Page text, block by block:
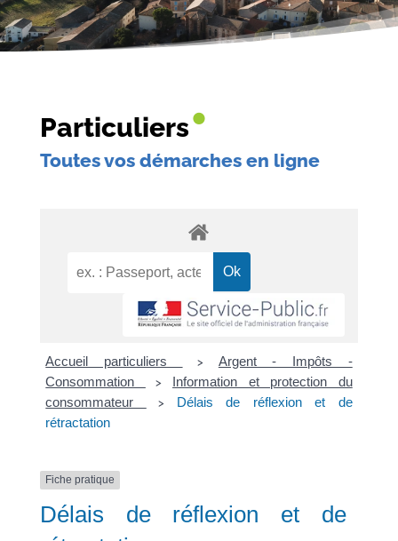
Particuliers•
Toutes vos démarches en ligne
Accueil particuliers >
Argent - Impôts -
Consommation
>
Information et protection du
consommateur
>
Délais de réflexion et de
rétractation
Fiche pratique
Délais de réflexion et de